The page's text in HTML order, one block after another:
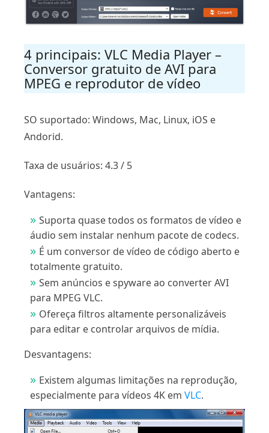
4 principais: VLC Media Player –
Conversor gratuito de AVI para
MPEG e reprodutor de vídeo
SO suportado: Windows, Mac, Linux, iOS e
Andorid.
Taxa de usuários: 4.3 / 5
Vantagens:
Suporta quase todos os formatos de vídeo e
áudio sem instalar nenhum pacote de codecs.
É um conversor de vídeo de código aberto e
totalmente gratuito.
Sem anúncios e spyware ao converter AVI
para MPEG VLC.
Ofereça filtros altamente personalizáveis ​​
para editar e controlar arquivos de mídia.
Desvantagens:
Existem algumas limitações na reprodução,
especialmente para vídeos 4K em VLC.